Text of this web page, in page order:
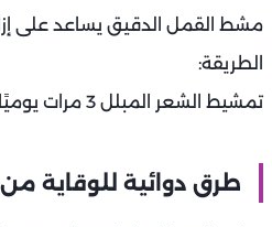
مشط القمل الدقيق يساعد على
الطريقة:
تمشيط الشعر المبلل 3 مرات يوميًا خلال موسم المدارس.
طرق دوائية للوقاية